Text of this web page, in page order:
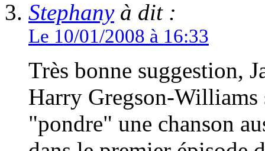
Stephanyà dit :
Le 10/01/2008 à 16:33
Très bonne suggestion,
Harry Gregson-Williams
"pondre" une chanson